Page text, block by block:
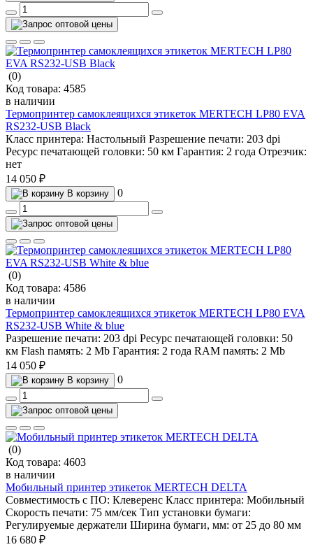
(0)
Код товара: 4585
в наличии
Термопринтер самоклеящихся этикеток MERTECH LP80 EVA
RS232-USB Black
Класс принтера: Настольный Разрешение печати: 203 dpi
Ресурс печатающей головки: 50 км Гарантия: 2 года Отрезчик:
нет
14 050 ₽
В корзину 0
(0)
Код товара: 4586
в наличии
Термопринтер самоклеящихся этикеток MERTECH LP80 EVA
RS232-USB White & blue
Разрешение печати: 203 dpi Ресурс печатающей головки: 50
км Flash память: 2 Mb Гарантия: 2 года RAM память: 2 Mb
14 050 ₽
В корзину 0
(0)
Код товара: 4603
в наличии
Мобильный принтер этикеток MERTECH DELTA
Совместимость с ПО: Клеверенс Класс принтера: Мобильный
Скорость печати: 75 мм/сек Тип установки бумаги:
Регулируемые держатели Ширина бумаги, мм: от 25 до 80 мм
16 680 ₽